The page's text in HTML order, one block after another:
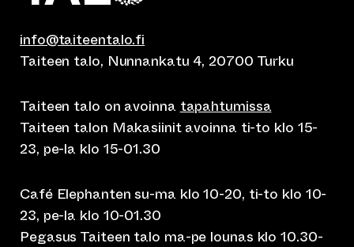
info@taiteentalo.fi
Taiteen talo, Nunnankatu 4, 20700 Turku
Taiteen talo on avoinna tapahtumissa
Taiteen talon Makasiinit avoinna ti-to klo 15-
23, pe-la klo 15-01.30
Café Elephanten su-ma klo 10-20, ti-to klo 10-
23, pe-la klo 10-01.30
Pegasus Taiteen talo ma-pe lounas klo 10.30-